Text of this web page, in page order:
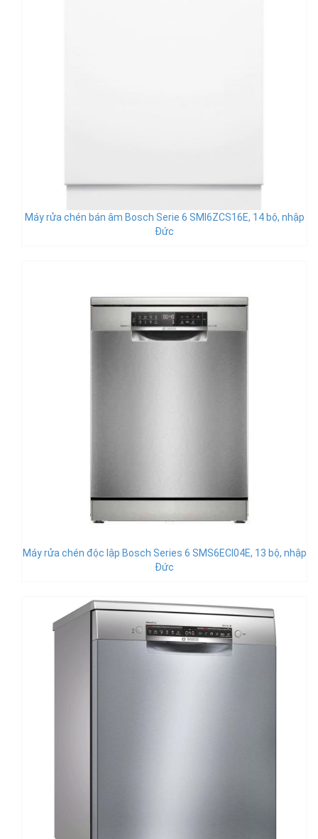
Máy rửa chén bán âm Bosch Serie 6 SMI6ZCS16E, 14 bộ, nhập
Đức
Máy rửa chén độc lập Bosch Series 6 SMS6ECI04E, 13 bộ, nhập
Đức